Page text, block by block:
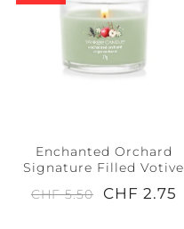
Enchanted Orchard
Signature Filled Votive
CHF 5.50
CHF 2.75